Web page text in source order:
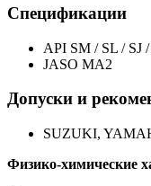
Спецификации
API SM / SL / SJ
JASO MA2
Допуски и
SUZUKI,
Физико-химические